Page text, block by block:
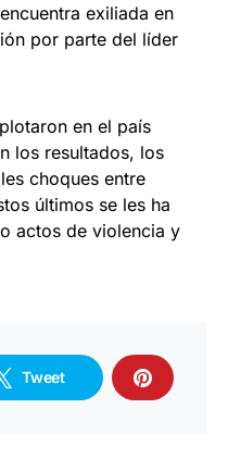
exiliada en
por parte del líder
en el país
los resultados, los
choques entre
últimos se les ha
actos de violencia y
Tweet